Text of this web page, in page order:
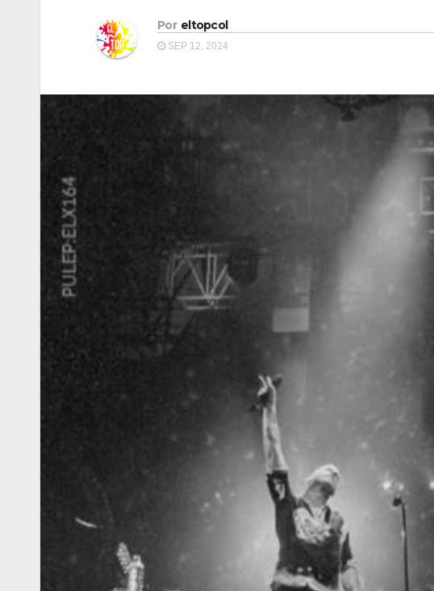
Por eltopcol
SEP 12, 2024